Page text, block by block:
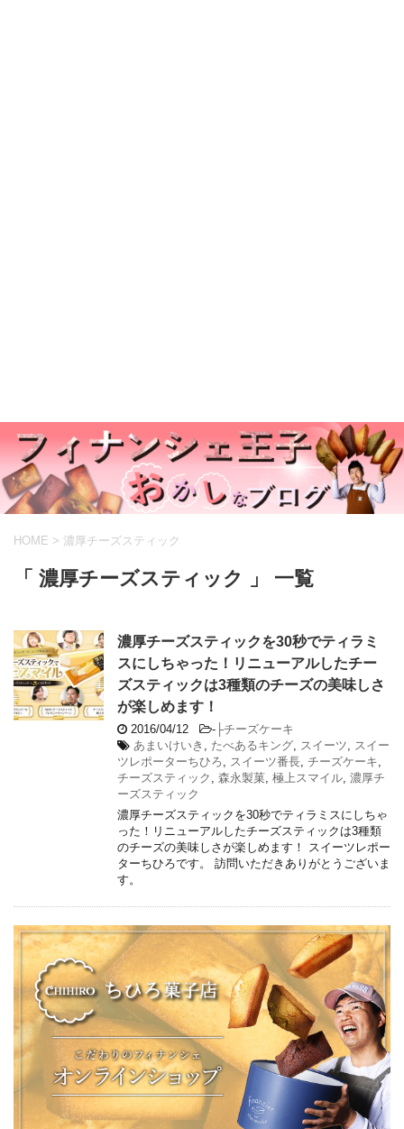
HOME > 濃厚チーズスティック
「 濃厚チーズスティック 」 一覧
濃厚チーズスティックを30秒でティラミ
スにしちゃった！リニューアルしたチー
ズスティックは3種類のチーズの美味しさ
が楽しめます！
2016/04/12 - ├チーズケーキ
あまいけいき
たべあるキング スイーツ
スイー
ツレポーターちひろ
スイーツ番長 チーズケーキ
チーズスティック
森永製菓 極上スマイル 濃厚チ
ーズスティック
濃厚チーズスティックを30秒でティラミスにしちゃ
った！リニューアルしたチーズスティックは3種類
のチーズの美味しさが楽しめます！ スイーツレポー
ターちひろです。 訪問いただきありがとうございま
す。